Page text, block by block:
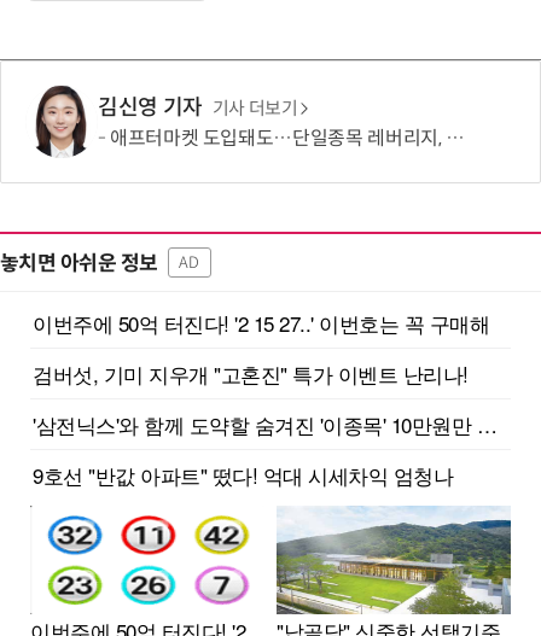
김신영 기자 기사 더보기
애프터마켓 도입돼도…단일종목 레버리지, 거래 가능성 희박
놓치면 아쉬운 정보 AD